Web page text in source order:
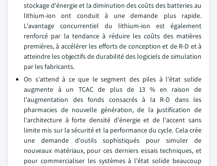
stockage d'énergie et la diminution des coûts des batteries au
lithium-ion ont conduit à une demande plus rapide.
L'avantage concurrentiel du lithium-ion est également
renforcé par la tendance à réduire les coûts des matières
premières, à accélérer les efforts de conception et de R-D et à
atteindre les objectifs de durabilité des logiciels de simulation
par les fabricants.
On s'attend à ce que le segment des piles à l'état solide
augmente à un TCAC de plus de 13 % en raison de
l'augmentation des fonds consacrés à la R-D dans les
pharmacies de nouvelle génération, de la justification de
l'architecture à forte densité d'énergie et de l'accent sans
limite mis sur la sécurité et la performance du cycle. Cela crée
une demande d'outils sophistiqués pour simuler de
nouveaux matériaux, pour ces derniers essais techniques, et
pour commercialiser les systèmes à l'état solide beaucoup